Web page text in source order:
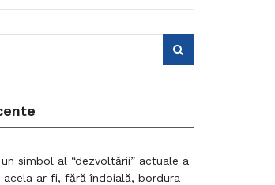
simbol al “dezvoltării” actuale a
acela ar fi, fără îndoială, bordura